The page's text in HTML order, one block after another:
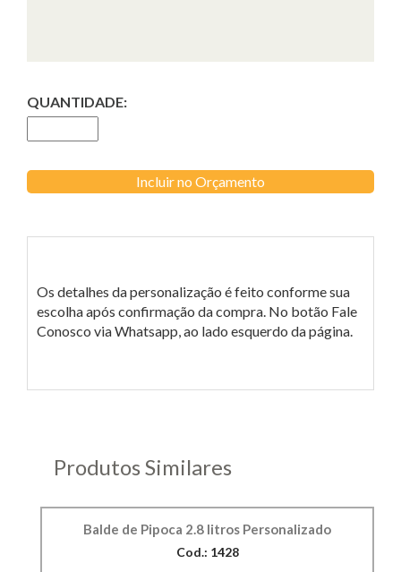
QUANTIDADE:
Incluir no Orçamento
Os detalhes da personalização é feito conforme sua
escolha após confirmação da compra. No botão Fale
Conosco via Whatsapp, ao lado esquerdo da página.
Produtos Similares
Balde de Pipoca 2.8 litros Personalizado
Cod.: 1428